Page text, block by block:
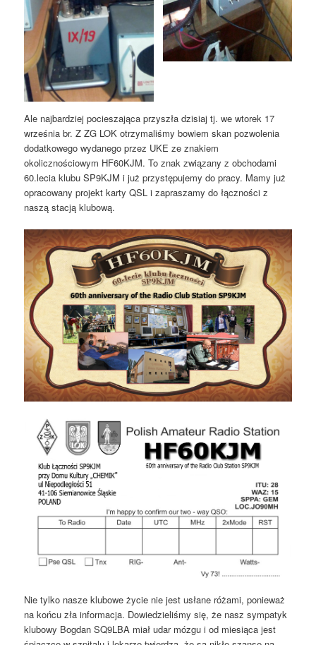
Ale najbardziej pocieszająca przyszła dzisiaj tj. we wtorek 17
września br. Z ZG LOK otrzymaliśmy bowiem skan pozwolenia
dodatkowego wydanego przez UKE ze znakiem
okolicznościowym HF60KJM. To znak związany z obchodami
60.lecia klubu SP9KJM i już przystępujemy do pracy. Mamy już
opracowany projekt karty QSL i zapraszamy do łączności z
naszą stacją klubową.
Nie tylko nasze klubowe życie nie jest usłane różami, ponieważ
na końcu zła informacja. Dowiedzieliśmy się, że nasz sympatyk
klubowy Bogdan SQ9LBA miał udar mózgu i od miesiąca jest